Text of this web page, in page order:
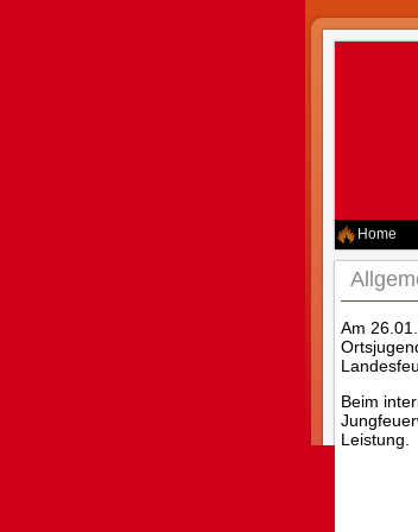
Home
Am
Beim
Leistung.